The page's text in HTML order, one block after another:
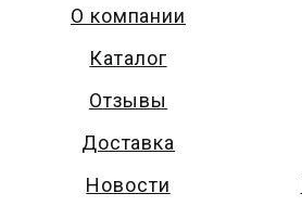
О компании
Каталог
Отзывы
Доставка
Новости